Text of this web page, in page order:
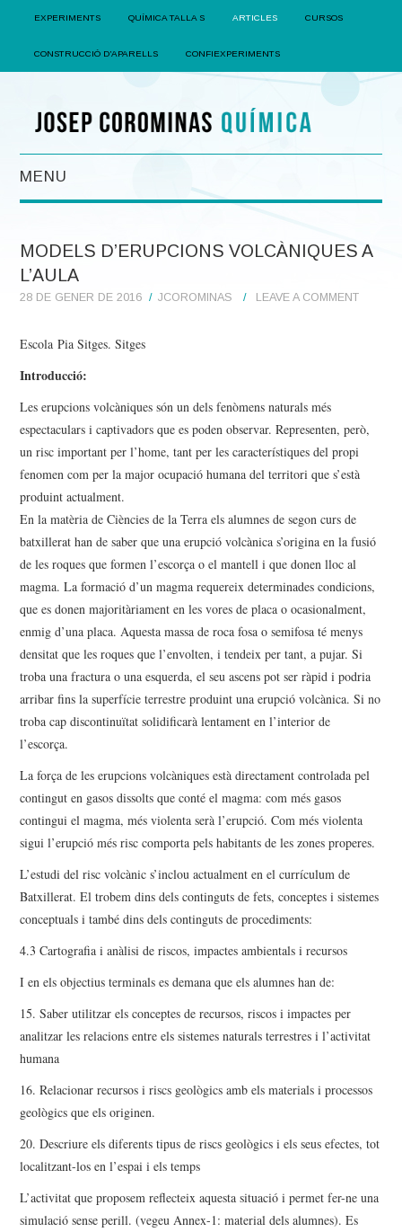
EXPERIMENTS QUÍMICA TALLA S ARTICLES CURSOS
CONSTRUCCIÓ D’APARELLS CONFIEXPERIMENTS
MENU
QUÍMICA TALLA S
CONSTRUCCIÓ
D’APARELLS
CONFIEXPERIMENTS
MODELS D’ERUPCIONS VOLCÀNIQUES A
L’AULA
28 DE GENER DE 2016 JCOROMINAS LEAVE A COMMENT
Escola Pia Sitges. Sitges
Introducció:
Les erupcions volcàniques són un dels fenòmens naturals més
espectaculars i captivadors que es poden observar. Representen, però,
un risc important per l’home, tant per les característiques del propi
fenomen com per la major ocupació humana del territori que s’està
produint actualment.
En la matèria de Ciències de la Terra els alumnes de segon curs de
batxillerat han de saber que una erupció volcànica s’origina en la fusió
de les roques que formen l’escorça o el mantell i que donen lloc al
magma. La formació d’un magma requereix determinades condicions,
que es donen majoritàriament en les vores de placa o ocasionalment,
enmig d’una placa. Aquesta massa de roca fosa o semifosa té menys
densitat que les roques que l’envolten, i tendeix per tant, a pujar. Si
troba una fractura o una esquerda, el seu ascens pot ser ràpid i podria
arribar fins la superfície terrestre produint una erupció volcànica. Si no
troba cap discontinuïtat solidificarà lentament en l’interior de
l’escorça.
La força de les erupcions volcàniques està directament controlada pel
contingut en gasos dissolts que conté el magma: com més gasos
contingui el magma, més violenta serà l’erupció. Com més violenta
sigui l’erupció més risc comporta pels habitants de les zones properes.
L’estudi del risc volcànic s’inclou actualment en el currículum de
Batxillerat. El trobem dins dels continguts de fets, conceptes i sistemes
conceptuals i també dins dels continguts de procediments:
4.3 Cartografia i anàlisi de riscos, impactes ambientals i recursos
I en els objectius terminals es demana que els alumnes han de:
15. Saber utilitzar els conceptes de recursos, riscos i impactes per
analitzar les relacions entre els sistemes naturals terrestres i l’activitat
humana
16. Relacionar recursos i riscs geològics amb els materials i processos
geològics que els originen.
20. Descriure els diferents tipus de riscs geològics i els seus efectes, tot
localitzant-los en l’espai i els temps
L’activitat que proposem reflecteix aquesta situació i permet fer-ne una
simulació sense perill. (vegeu Annex-1: material dels alumnes). Es